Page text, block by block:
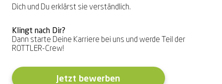
Dich und Du erklärst sie verständlich.
Klingt nach Dir?
Dann starte Deine Karriere bei uns und werde Teil der
ROTTLER-Crew!
Jetzt bewerben